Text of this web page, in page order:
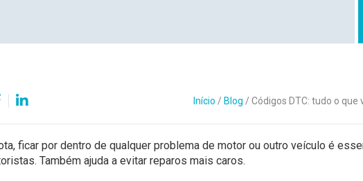
Início / Blog / Códigos DTC: tudo o que
ficar por dentro de qualquer problema de motor ou outro veículo é
Também ajuda a evitar reparos mais caros.